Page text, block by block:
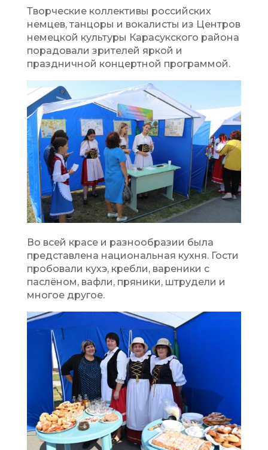
Творческие коллективы российских
немцев, танцоры и вокалисты из Центров
немецкой культуры Карасукского района
порадовали зрителей яркой и
праздничной концертной программой.
Во всей красе и разнообразии была
представлена национальная кухня. Гости
пробовали кухэ, кребли, вареники с
паслёном, вафли, пряники, штрудели и
многое другое.